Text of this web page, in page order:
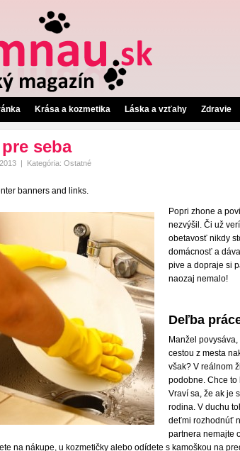
Krása a kozmetika Láska a vzťahy Zdravie
seba
| Kategória: Ostatné
banners and links.
Popri zhone a
nezvýšil. Či už
obetavosť nikdy
domácnosť a
pive a dopraje si
naozaj nemalo!
Deľba
Manžel
cestou z mesta
však? V reálnom
podobne. Chce to
Vraví sa, že ak je
rodina. V duchu
deťmi rozhodnúť
partnera nemajte
na nákupe, u kozmetičky alebo odídete s kamoškou na